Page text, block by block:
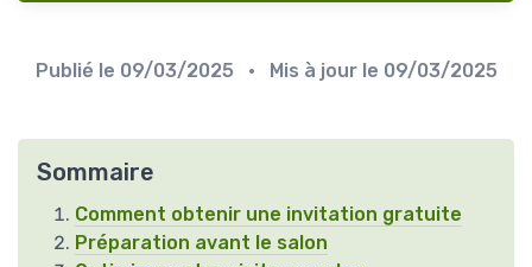
Publié le 09/03/2025 • Mis à jour le 09/03/2025
Sommaire
Comment obtenir une invitation gratuite
Préparation avant le salon